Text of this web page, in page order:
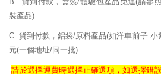
裝產品)
C. 貨到付款，鋁袋/原料產品(如洋車前子.
元(一個地址/同一批)
請於選擇運費時選擇正確選項，如選擇錯